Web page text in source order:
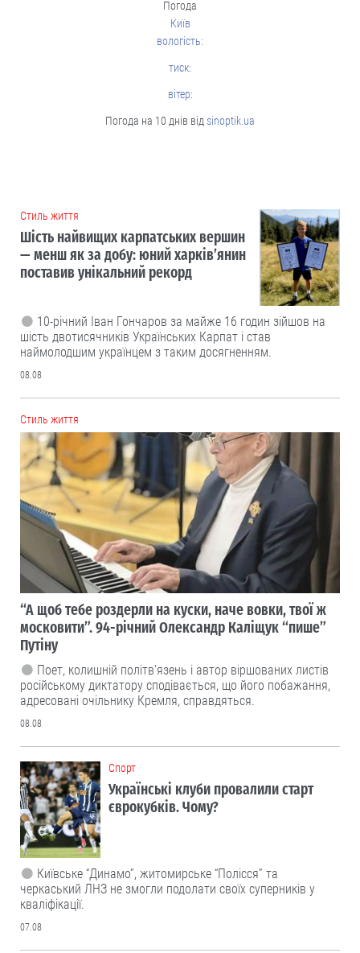
Погода
Київ
вологість:
тиск:
вітер:
Погода на 10 днів від sinoptik.ua
Cтиль життя
Шість найвищих карпатських вершин
— менш як за добу: юний харків’янин
поставив унікальний рекорд
10-річний Іван Гончаров за майже 16 годин зійшов на
шість двотисячників Українських Карпат і став
наймолодшим українцем з таким досягненням.
08.08
Cтиль життя
“А щоб тебе роздерли на куски, наче вовки, твої ж
московити”. 94-річний Олександр Каліщук “пише”
Путіну
Поет, колишній політв'язень і автор віршованих листів
російському диктатору сподівається, що його побажання,
адресовані очільнику Кремля, справдяться.
08.08
Cпорт
Українські клуби провалили старт
єврокубків. Чому?
Київське “Динамо”, житомирське “Полісся” та
черкаський ЛНЗ не змогли подолати своїх суперників у
кваліфікації.
07.08